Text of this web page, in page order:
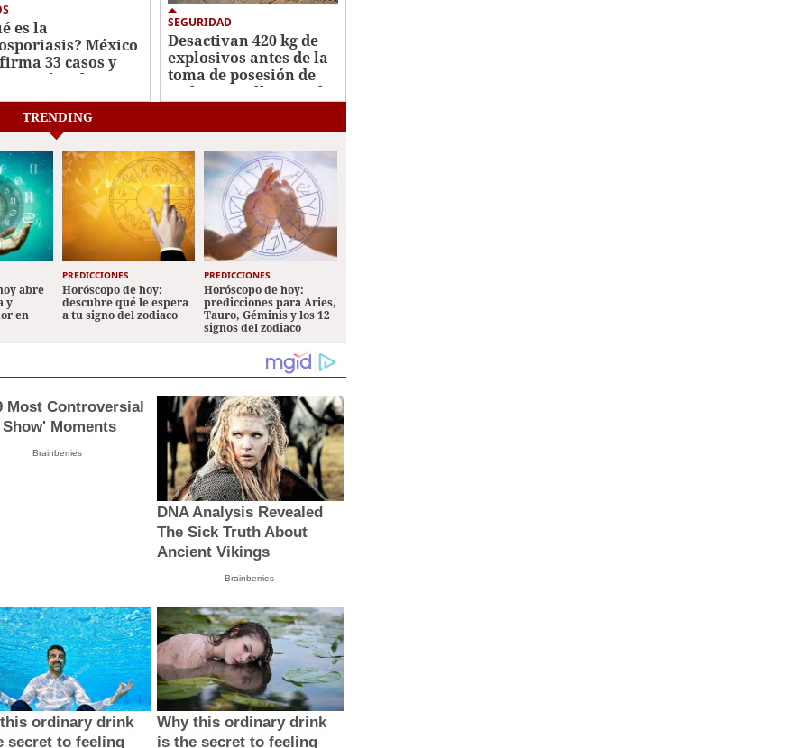
es la
México
33 casos y
vínculo con
en EEUU
SEGURIDAD
Desactivan 420 kg de
explosivos antes de la
toma de posesión de
De la Espriella en Cali
TRENDING
abre
y
en
PREDICCIONES
Horóscopo de hoy:
descubre qué le espera
a tu signo del zodiaco
PREDICCIONES
Horóscopo de hoy:
predicciones para Aries,
Tauro, Géminis y los 12
signos del zodiaco
Most Controversial
Moments
Brainberries
DNA Analysis Revealed
The Sick Truth About
Ancient Vikings
Brainberries
ordinary drink
secret to feeling
Why this ordinary drink
is the secret to feeling